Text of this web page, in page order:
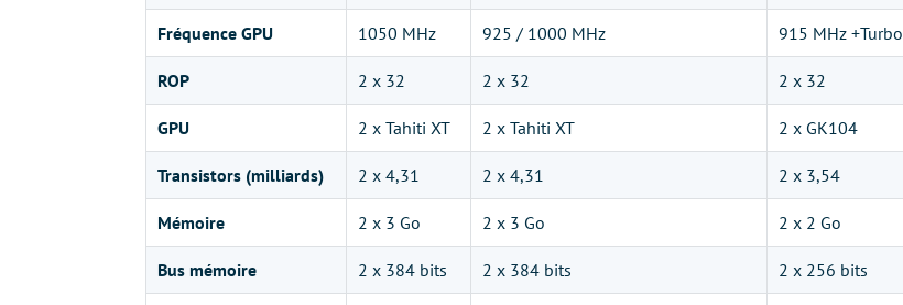
Fréquence GPU 1050 MHz 925 / 1000 MHz 915 MHz +Turbo
ROP 2 x 32 2 x 32 2 x 32
GPU 2 x Tahiti XT 2 x Tahiti XT 2 x GK104
Transistors (milliards) 2 x 4,31 2 x 4,31 2 x 3,54
Mémoire 2 x 3 Go 2 x 3 Go 2 x 2 Go
Bus mémoire 2 x 384 bits 2 x 384 bits 2 x 256 bits